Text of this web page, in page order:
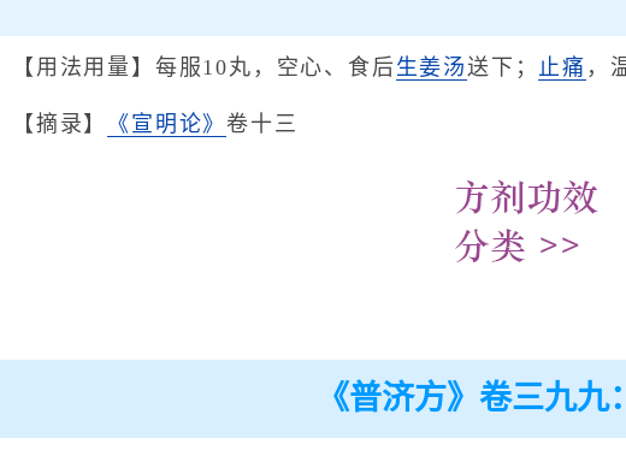
【用法用量】每服10丸，空心、食后生姜汤 送下； 止痛 ，
【摘录】 《宣明论》卷十三
《普济方》卷三九九